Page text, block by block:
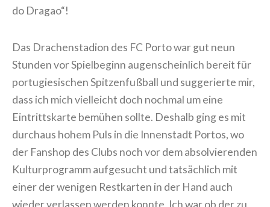
do Dragao“!
Das Drachenstadion des FC Porto war gut neun
Stunden vor Spielbeginn augenscheinlich bereit für
portugiesischen Spitzenfußball und suggerierte mir,
dass ich mich vielleicht doch nochmal um eine
Eintrittskarte bemühen sollte. Deshalb ging es mit
durchaus hohem Puls in die Innenstadt Portos, wo
der Fanshop des Clubs noch vor dem absolvierenden
Kulturprogramm aufgesucht und tatsächlich mit
einer der wenigen Restkarten in der Hand auch
wieder verlassen werden konnte. Ich war ob der zu